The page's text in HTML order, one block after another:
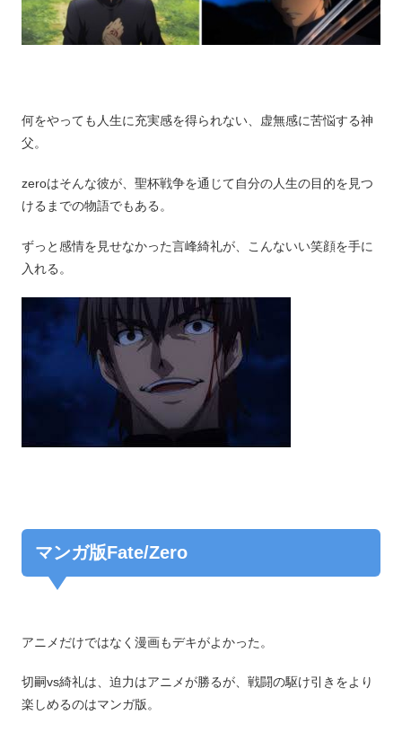
何をやっても人生に充実感を得られない、虚無感に苦悩する神
父。
zeroはそんな彼が、聖杯戦争を通じて自分の人生の目的を見つ
けるまでの物語でもある。
ずっと感情を見せなかった言峰綺礼が、こんないい笑顔を手に
入れる。
マンガ版Fate/Zero
アニメだけではなく漫画もデキがよかった。
切嗣vs綺礼は、迫力はアニメが勝るが、戦闘の駆け引きをより
楽しめるのはマンガ版。